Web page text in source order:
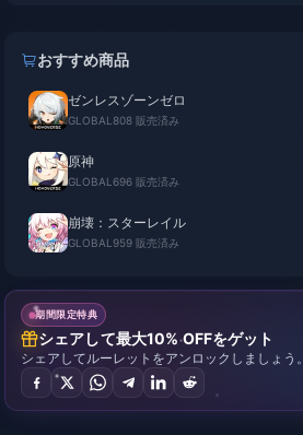
おすすめ商品
ゼンレスゾーンゼロ
GLOBAL 808 販売済み
原神
GLOBAL 696 販売済み
崩壊：スターレイル
GLOBAL 959 販売済み
期間限定特典
シェアして最大10% OFFをゲット
シェアしてルーレットをアンロックしましょう。